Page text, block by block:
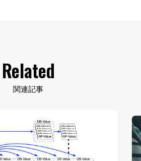
Related
関連記事